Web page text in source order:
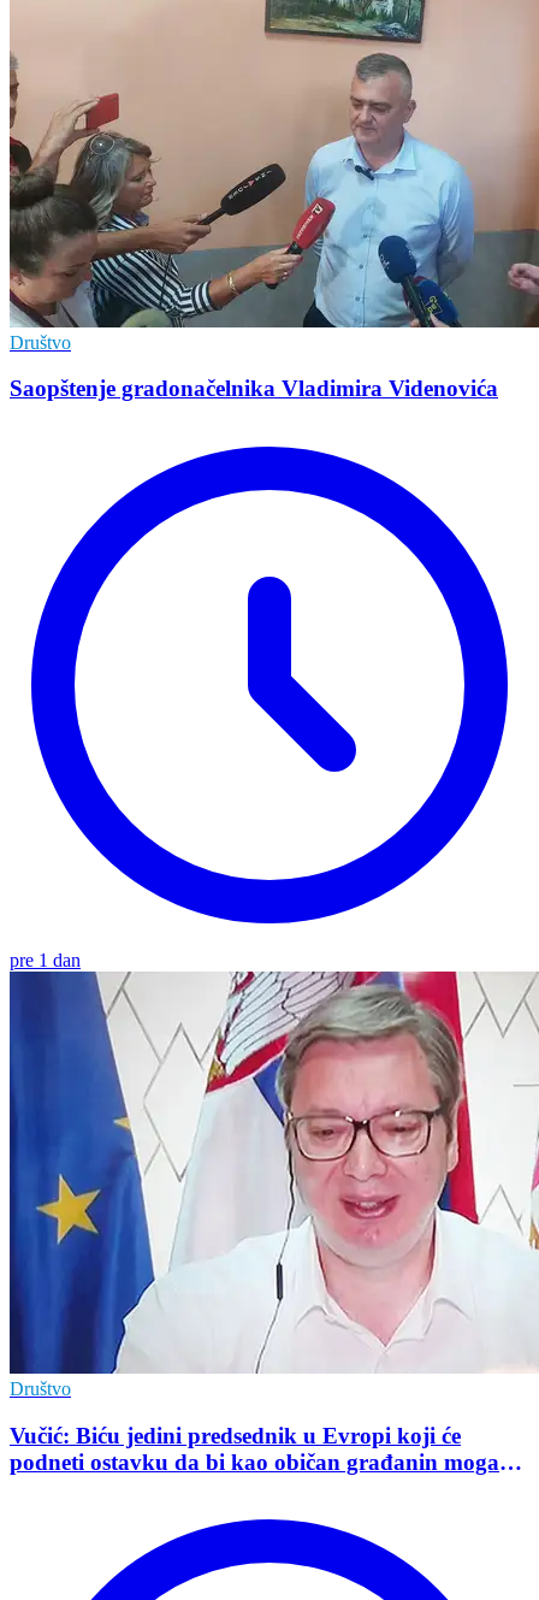
Društvo
Saopštenje gradonačelnika Vladimira Videnovića
pre 1 dan
Društvo
Vučić: Biću jedini predsednik u Evropi koji će
podneti ostavku da bi kao običan građanin mogao